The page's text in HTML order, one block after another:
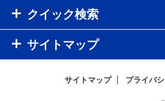
クイック検索
サイトマップ
サイトマップ プライバ